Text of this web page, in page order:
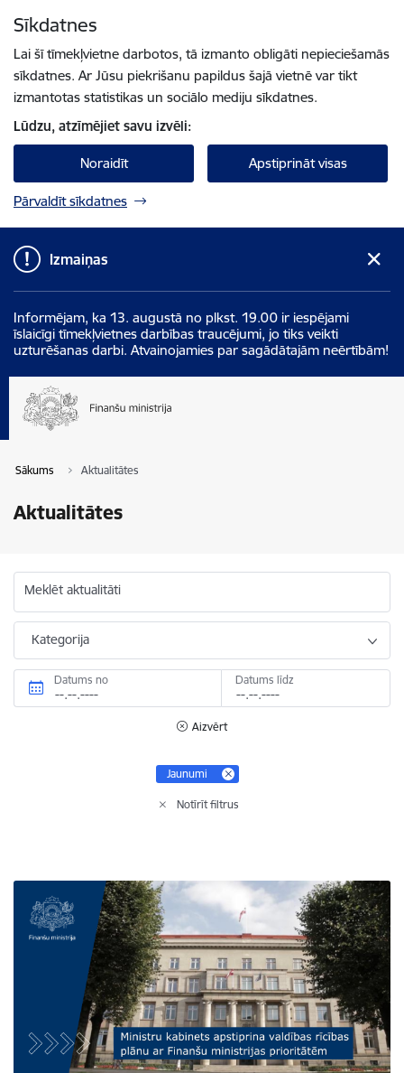
Sīkdatnes
Lai šī tīmekļvietne darbotos, tā izmanto obligāti nepieciešamās
sīkdatnes. Ar Jūsu piekrišanu papildus šajā vietnē var tikt
izmantotas statistikas un sociālo mediju sīkdatnes.
Lūdzu, atzīmējiet savu izvēli:
Noraidīt Apstiprināt visas
Pārvaldīt sīkdatnes
Izmaiņas
Informējam, ka 13. augustā no plkst. 19.00 ir iespējami
īslaicīgi tīmekļvietnes darbības traucējumi, jo tiks veikti
uzturēšanas darbi. Atvainojamies par sagādātajām neērtībām!
Sākums Aktualitātes
Aktualitātes
Meklēt aktualitāti
Kategorija
Datums no Datums līdz
Aizvērt
Jaunumi
Notīrīt filtrus